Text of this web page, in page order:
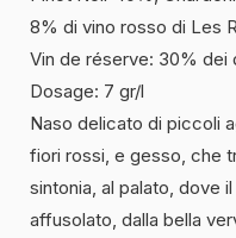
8% di vino rosso di Les
Vin de réserve: 30% dei
Dosage: 7 gr/l
Naso delicato di piccoli
fiori rossi, e gesso, che
sintonia, al palato, dove
affusolato, dalla bella